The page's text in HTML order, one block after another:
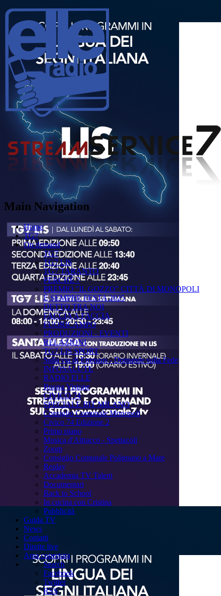
Main Navigation
Home
TG7
On demand
TG7
TG7 LIS
TG7 TARANTO
PERCHÉ ?
PREMIO "IL GOZZO" CITTÀ DI MONOPOLI
È SEMPRE FESTA 2025
DETTO TRA NOI
FACCIA A FACCIA
FUORICAMPO
PRODUZIONI - EVENTI
RELAZIONI
TG7 LIS SPORT
Sulla via di Emmaus - Domande sulla Fede
INFOSALUTE
RADIO ELLE
Buona Visione
CIVICO 74
SPECIALE BIT MILANO
Consiglio Comunale Monopoli
Civico 74 Edizione 2
Primo piano
Musica d'Attracco - Spettacoli
Zoom
Consiglio Comunale Polignano a Mare
Replay
Accademia TV Talent
Documentari
Back to School
In cucina con Cristina
Pubblicità
Guida TV
News
Contatti
Dirette live
Area copertura
Search
Facebook
Twitter
RSS